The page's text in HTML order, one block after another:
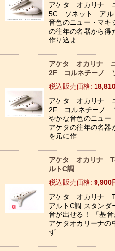
アケタ オカリナ
5C ソネット アル
音色のニュー・マキ
の往年の名器から得
作り込ま…
アケタ オカリナ
2F コルネチーノ
税込
: 18,810
アケタ オカリナ
2F コルネチーノ
やかな音色のニュー
アケタの往年の名器
を元に作…
アケタ オカリナ
ルトC調
税込
: 9,900
アケタ オカリナ
アルトC調 スタンダ
音が出せる！ 「基音
アケタオカリーナの
ず…